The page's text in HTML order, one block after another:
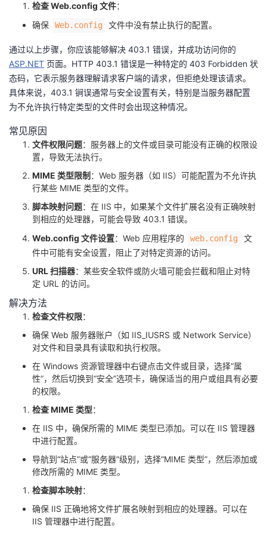
检查 Web.config 文件：
确保 ​
​Web.config​ ​ 文件中没有禁止执行的配置。
通过以上步骤，你应该能够解决 403.1 错误，并成功访问你的 ​
ASP.NET​ ​ 页面。HTTP 403.1 错误是一种特定的 403 Forbidden 状
态码，它表示服务器理解请求客户端的请求，但拒绝处理该请求。
具体来说，403.1 锏误通常与安全设置有关，特别是当服务器配置
为不允许执行特定类型的文件时会出现这种情况。
常见原因
文件权限问题：服务器上的文件或目录可能没有正确的权限设
置，导致无法执行。
MIME 类型限制 ：Web 服务器（如 IIS）可能配置为不允许执
行某些 MIME 类型的文件。
脚本映射问题：在 IIS 中，如果某个文件扩展名没有正确映射
到相应的处理器，可能会导致 403.1 错误。
Web.config 文件设置：Web 应用程序的 ​ ​web.config​
​ 文
件中可能有安全设置，阻止了对特定资源的访问。
URL 扫描器：某些安全软件或防火墙可能会拦截和阻止对特
定 URL 的访问。
解决方法
检查文件权限：
确保 Web 服务器账户（如 IIS_IUSRS 或 Network Service）
对文件和目录具有读取和执行权限。
在 Windows 资源管理器中右键点击文件或目录，选择“属
性”，然后切换到“安全”选项卡，确保适当的用户或组具有必要
的权限。
检查 MIME 类型：
在 IIS 中，确保所需的 MIME 类型已添加。可以在 IIS 管理器
中进行配置。
导航到“站点”或“服务器”级别，选择“MIME 类型”，然后添加或
修改所需的 MIME 类型。
检查脚本映射：
确保 IIS 正确地将文件扩展名映射到相应的处理器。可以在
IIS 管理器中进行配置。